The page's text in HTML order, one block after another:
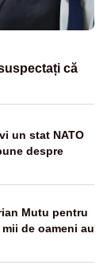
că
un stat NATO
despre
Mutu pentru
de oameni au